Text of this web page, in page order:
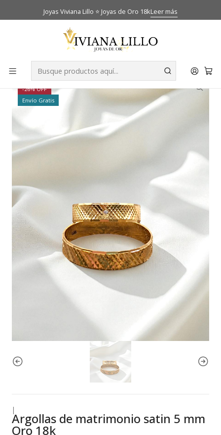
Joyas Viviana Lillo ⭐ Joyas de Oro 18kLeer más
Catálogo
Argollas de matrimonio satin 5 mm Oro 18k
-26% OFF
Envío Gratis
|
Argollas de matrimonio satin 5 mm
Oro 18k